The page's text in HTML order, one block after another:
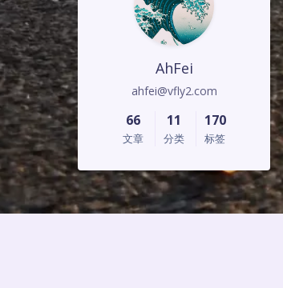
AhFei
ahfei@vfly2.com
66
文章
11
分类
170
标签